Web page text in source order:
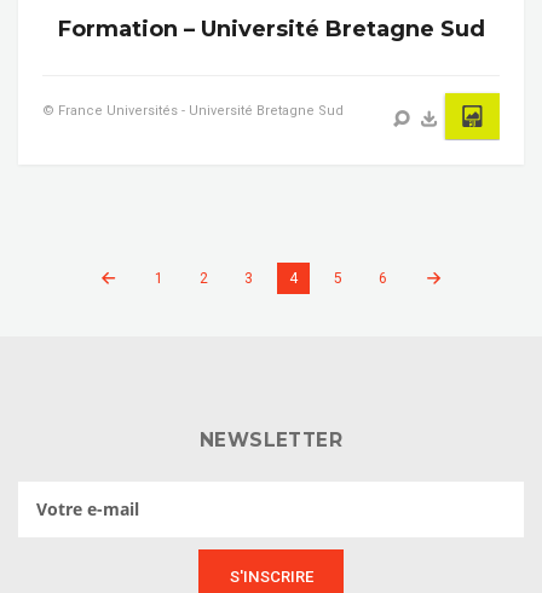
Formation – Université Bretagne Sud
© France Universités - Université Bretagne Sud
1 2 3 4 5 6
NEWSLETTER